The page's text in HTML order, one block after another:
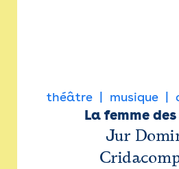
théâtre musique
La femme
Jur